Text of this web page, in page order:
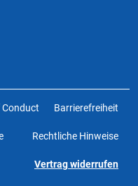
Conduct Barrierefreiheit
Rechtliche Hinweise
Vertrag widerrufen